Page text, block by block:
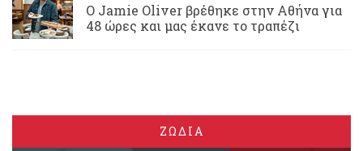
Ο Jamie Oliver βρέθηκε στην Αθήνα για
48 ώρες και μας έκανε το τραπέζι
ΖΩΔΙΑ